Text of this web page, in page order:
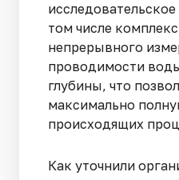
том числе
непрерывного
проводимости
глубины, что
максимально
происходящих
Как уточнили